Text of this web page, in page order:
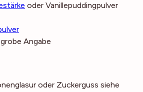
oder Vanillepuddingpulver
grobe Angabe
oder Zuckerguss siehe